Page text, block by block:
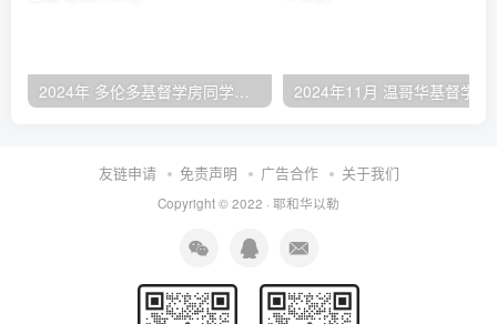
2024年 多伦多基督学房同学聚会：有福的教会（帖后1：1-5） 刘志雄
友链申请 免责声明 广告合作 关于我们
Copyright © 2022 · 耶和华以勒